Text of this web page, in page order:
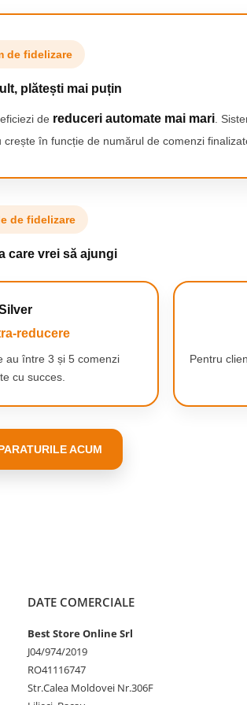
de fidelizare
plătești mai puțin
de reduceri automate mai mari .
crește în funcție de numărul de comenzi
de fidelizare
care vrei să ajungi
reducere
au între 3 și 5 comenzi
cu succes.
Pentru
ACUM
DATE COMERCIALE
Best Store Online Srl
J04/974/2019
RO41116747
Str.Calea Moldovei Nr.306F